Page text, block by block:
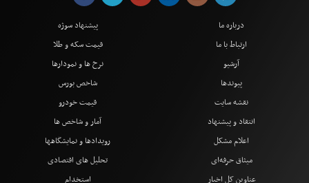
درباره ما
ارتباط با ما
آرشیو
پیوندها
نقشه سایت
انتقاد و پیشنهاد
اعلام مشکل
میثاق حرفه‌ای
پیشنهاد سوژه
قیمت سکه و طلا
نرخ ها و نمودارها
شاخص بورس
قیمت خودرو
آمار و شاخص ها
رویدادها و نمایشگاهها
تحلیل های اقتصادی
عناوین کل اخبار
استخدام